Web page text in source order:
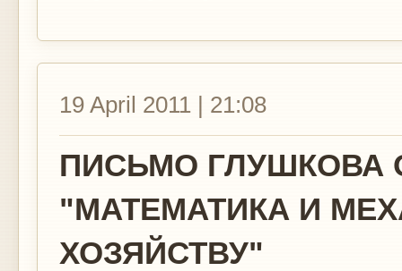
19 April 2011 | 21:08
ПИСЬМО ГЛУШКОВА
"МАТЕМАТИКА И
ХОЗЯЙСТВУ"